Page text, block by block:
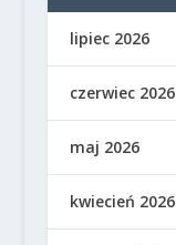
lipiec 2026
czerwiec 2026
maj 2026
kwiecień 2026